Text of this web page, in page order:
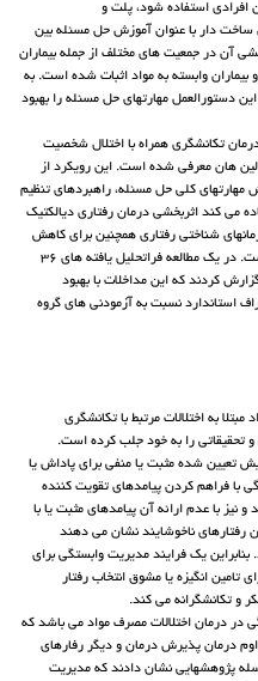
افرادی استفاده شود، پلت و
رفتاری ساخت دار با عنوان آموزش حل مسئله بین
آن در جمعیت های مختلف از جمله بیماران
وابسته به مواد اثبات شده است. به
دستورالعمل مهارتهای حل مسئله را بهبود
تکانشگری همراه با اختلال شخصیت
هان معرفی شده است. این رویکرد از
کلی حل مسئله، راهبردهای تنظیم
می کند اثربخشی درمان رفتاری دیالکتیک
شناختی رفتاری همچنین برای کاهش
تکانشگری در کودکان مورد استفاده قرار گرفته است. در یک مطالعه فراتحلیل یافته های 36
کردند که این مداخلات با بهبود
استاندارد نسبت به آزمودنی های گروه
به اختلالات مرتبط با تکانشگری
و تحقیقاتی را به خود جلب کرده است.
تعیین شده مثبت یا منفی برای پاداش یا
با فراهم کردن پیامدهای تقویت کننده
نیز با عدم ارائه آن پیامدهای مثبت یا با
رفتارهای ناخوشایند نشان می دهند
یک فرایند مدیریت وابستگی برای
انگیزه یا مشوق انتخاب رفتار
و تکانشگرانه می کند.
در درمان اختلالات مصرف مواد می باشد که
درمان پذیرش درمان و دیگر رفارهای
پژوهشهایی نشان دادند که مدیریت